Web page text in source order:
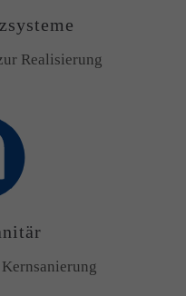
Realisierung